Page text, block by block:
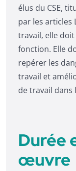
élus du CSE,
par les articles
travail, elle
fonction. Elle
repérer les
travail et
de travail dans
Durée
œuvre